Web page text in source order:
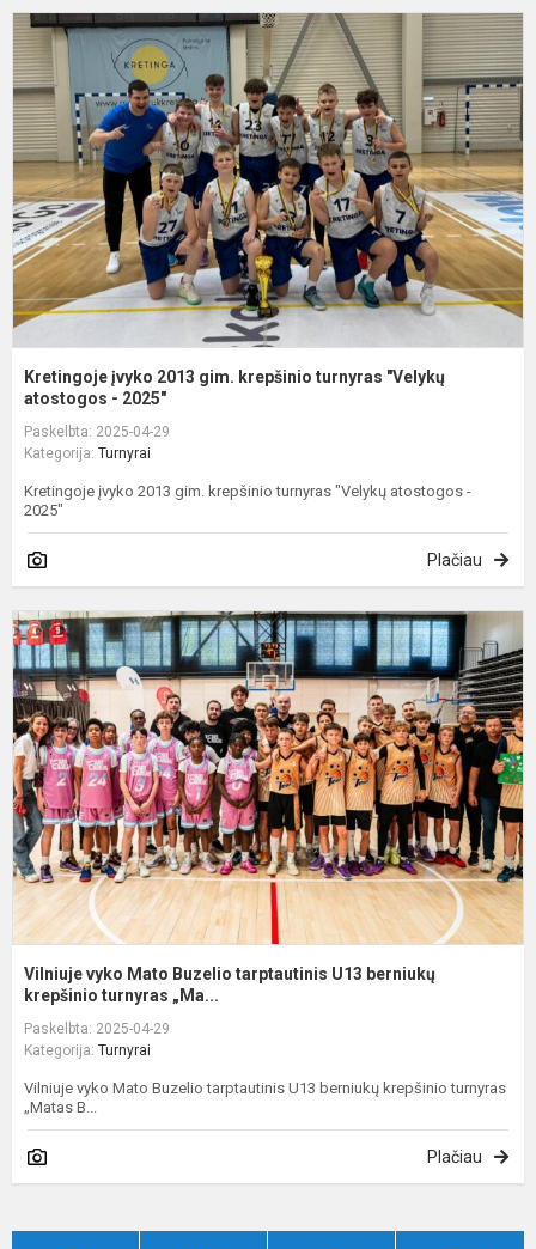
Kretingoje įvyko 2013 gim. krepšinio turnyras "Velykų
atostogos - 2025"
Paskelbta: 2025-04-29
Kategorija: Turnyrai
Kretingoje įvyko 2013 gim. krepšinio turnyras "Velykų atostogos -
2025"
Plačiau
Vilniuje vyko Mato Buzelio tarptautinis U13 berniukų
krepšinio turnyras „Ma...
Paskelbta: 2025-04-29
Kategorija: Turnyrai
Vilniuje vyko Mato Buzelio tarptautinis U13 berniukų krepšinio turnyras
„Matas B...
Plačiau